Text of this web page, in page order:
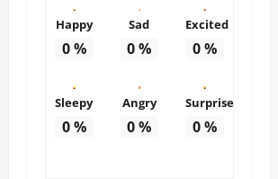
Happy
0%
Sad
0%
Excited
0%
Sleepy
0%
Angry
0%
Surprise
0%